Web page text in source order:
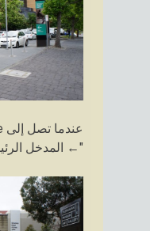
"← المدخل